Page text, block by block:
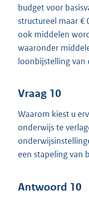
budget voor
structureel maar
ook middelen
waaronder
loonbijstelling van
Vraag 10
Waarom kiest u
onderwijs te
een stapeling van
Antwoord 10